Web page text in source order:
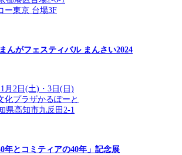
ー東京 台場3F
んがフェスティバル まんさい2024
月2日(土)・3日(日)
化プラザかるぽーと
県高知市九反田2-1
年とコミティアの40年」記念展